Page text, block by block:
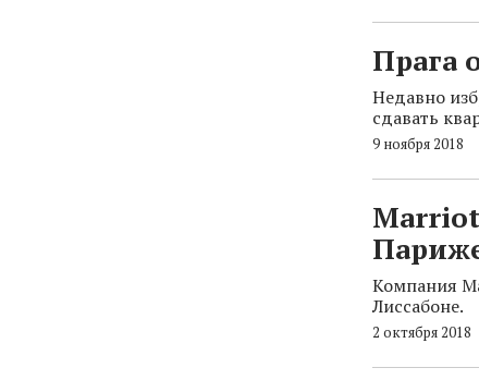
Прага
Недавно
сдавать
9 ноября 2018
Компания
Лиссабоне.
2 октября 2018